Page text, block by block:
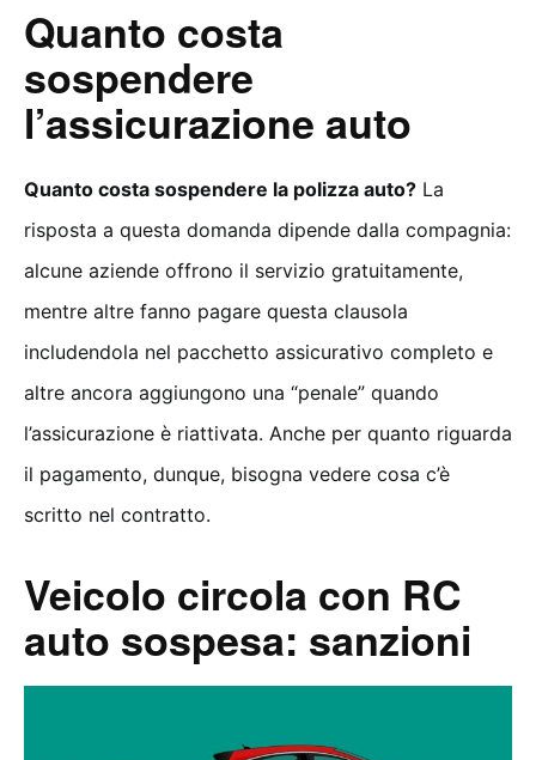
Quanto costa
sospendere
l’assicurazione auto
Quanto costa sospendere la polizza auto? La
risposta a questa domanda dipende dalla compagnia:
alcune aziende offrono il servizio gratuitamente,
mentre altre fanno pagare questa clausola
includendola nel pacchetto assicurativo completo e
altre ancora aggiungono una “penale” quando
l’assicurazione è riattivata. Anche per quanto riguarda
il pagamento, dunque, bisogna vedere cosa c’è
scritto nel contratto.
Veicolo circola con RC
auto sospesa: sanzioni